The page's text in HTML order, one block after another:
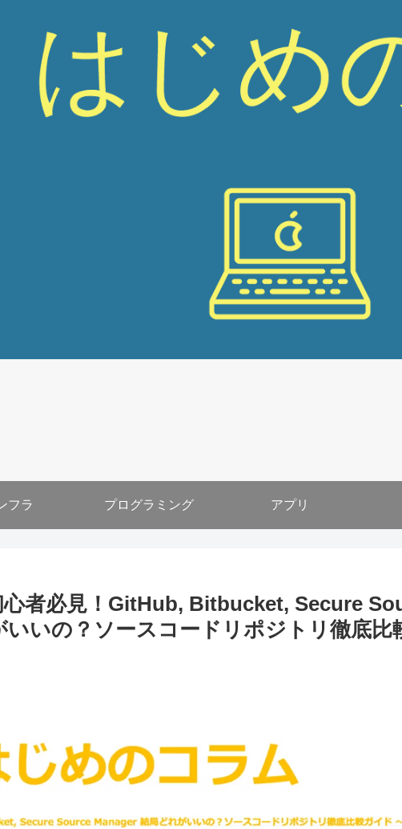
フラ プログラミング アプリ
者必見！GitHub, Bitbucket, Secure
いの？ソースコードリポジトリ徹底比